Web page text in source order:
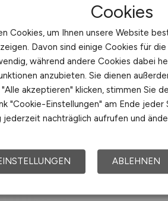
Zusammenarbeit (v. a.
Posten sowie externe und interne
Beschaffungswege für diverse
der gängigen
Fassaden- oder Metallbaubranche
Cookies
Cookies, um Ihnen unsere Website
Davon sind einige Cookies für
während andere Cookies dabei
anzubieten. Sie dienen
akzeptieren" klicken, stimmen Sie
"Cookie-Einstellungen" am Ende jeder
jederzeit nachträglich aufrufen und
ABLEHNEN